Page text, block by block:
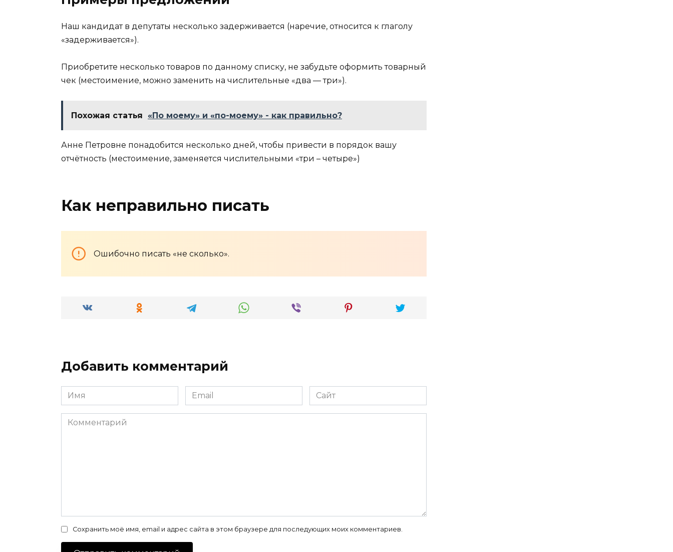
Наш кандидат в депутаты несколько задерживается (наречие, относится к глаголу
«задерживается»).
Приобретите несколько товаров по данному списку, не забудьте оформить товарный
чек (местоимение, можно заменить на числительные «два — три»).
Похожая статья «По моему» и «по-моему» - как правильно?
Анне Петровне понадобится несколько дней, чтобы привести в порядок вашу
отчётность (местоимение, заменяется числительными «три – четыре»)
Как неправильно писать
Ошибочно писать «не сколько».
Добавить комментарий
Имя
*
Email
*
Сайт
Комментарий
Сохранить моё имя, email и адрес сайта в этом браузере для последующих моих комментариев.